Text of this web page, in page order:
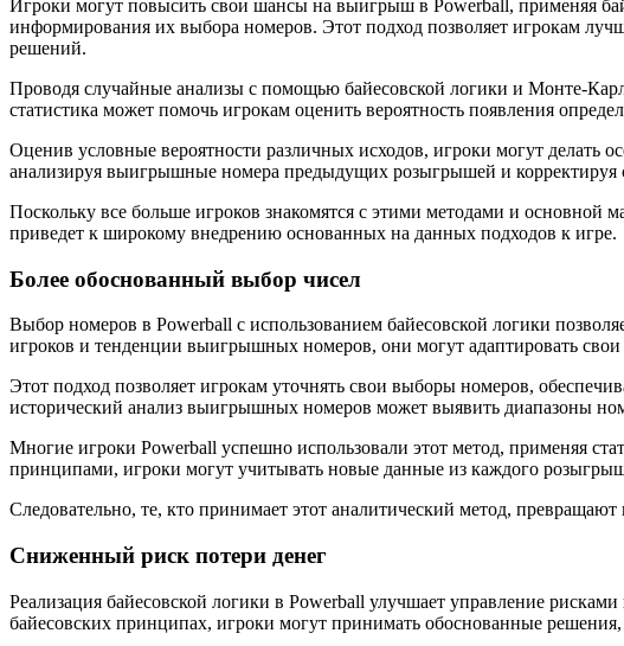
Игроки могут повысить свои шансы на выигрыш в Powerball, применяя
информирования их выбора номеров. Этот подход позволяет игрокам
решений.
Проводя случайные анализы с помощью байесовской логики и Монте-
статистика может помочь игрокам оценить вероятность появления
Оценив условные вероятности различных исходов, игроки могут
анализируя выигрышные номера предыдущих розыгрышей и корректируя
Поскольку все больше игроков знакомятся с этими методами и основной
приведет к широкому внедрению основанных на данных подходов к игре.
Более обоснованный выбор чисел
Выбор номеров в Powerball с использованием байесовской логики
игроков и тенденции выигрышных номеров, они могут адаптировать свои
Этот подход позволяет игрокам уточнять свои выборы номеров,
исторический анализ выигрышных номеров может выявить диапазоны
Многие игроки Powerball успешно использовали этот метод, применяя
принципами, игроки могут учитывать новые данные из каждого
Следовательно, те, кто принимает этот аналитический метод,
Сниженный риск потери денег
Реализация байесовской логики в Powerball улучшает управление
байесовских принципах, игроки могут принимать обоснованные